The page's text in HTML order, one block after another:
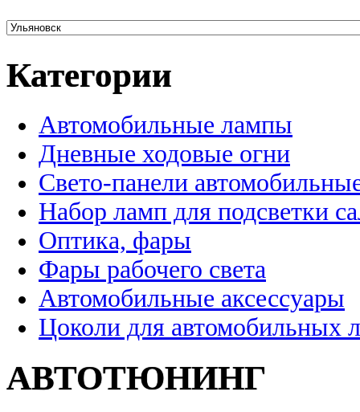
Категории
Автомобильные лампы
Дневные ходовые огни
Свето-панели
Набор ламп для подсветки
Оптика, фары
Фары рабочего света
Автомобильные аксессуары
Цоколи для автомобильных
АВТОТЮНИНГ